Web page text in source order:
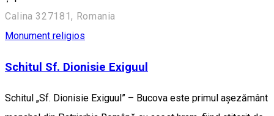
Calina 327181, Romania
Monument religios
Schitul Sf. Dionisie Exiguul
Schitul „Sf. Dionisie Exiguul” – Bucova este primul aşezământ